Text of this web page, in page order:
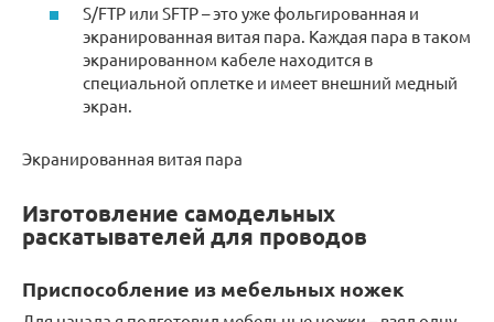
S/FTP или SFTP – это уже фольгированная и
экранированная витая пара. Каждая пара в таком
экранированном кабеле находится в
специальной оплетке и имеет внешний медный
экран.
Экранированная витая пара
Изготовление самодельных
раскатывателей для проводов
Приспособление из мебельных ножек